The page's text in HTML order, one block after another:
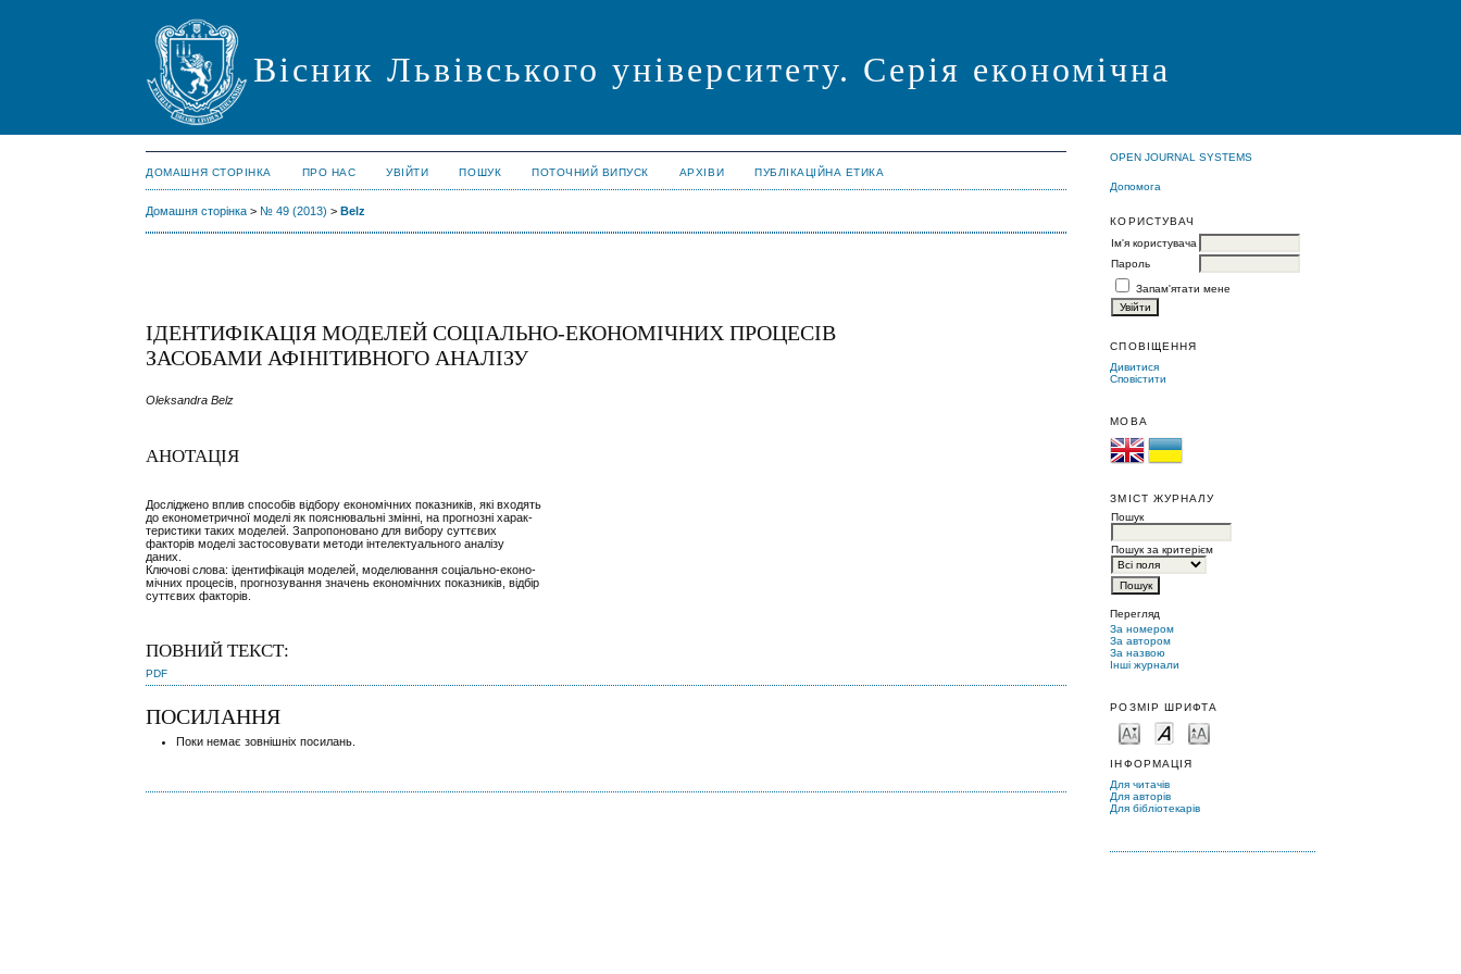
Вісник Львівського університету. Серія економічна
OPEN JOURNAL SYSTEMS
Допомога
КОРИСТУВАЧ
Ім'я користувача
Пароль
Запам'ятати мене
СПОВІЩЕННЯ
Дивитися
Сповістити
МОВА
ЗМІСТ ЖУРНАЛУ
Пошук
Пошук за критерієм
Перегляд
За номером
За автором
За назвою
Інші журнали
РОЗМІР ШРИФТА
ІНФОРМАЦІЯ
Для читачів
Для авторів
Для бібліотекарів
ДОМАШНЯ СТОРІНКА ПРО НАС УВІЙТИ ПОШУК ПОТОЧНИЙ ВИПУСК АРХІВИ ПУБЛІКАЦІЙНА ЕТИКА
Домашня сторінка > № 49 (2013) >Belz
ІДЕНТИФІКАЦІЯ МОДЕЛЕЙ СОЦІАЛЬНО-ЕКОНОМІЧНИХ ПРОЦЕСІВ
ЗАСОБАМИ АФІНІТИВНОГО АНАЛІЗУ
Oleksandra Belz
АНОТАЦІЯ
Досліджено вплив способів відбору економічних показників, які входять
до економетричної моделі як пояснювальні змінні, на прогнозні харак-
теристики таких моделей. Запропоновано для вибору суттєвих
факторів моделі застосовувати методи інтелектуального аналізу
даних.
Ключові слова: ідентифікація моделей, моделювання соціально-еконо-
мічних процесів, прогнозування значень економічних показників, відбір
суттєвих факторів.
ПОВНИЙ ТЕКСТ:
PDF
ПОСИЛАННЯ
Поки немає зовнішніх посилань.